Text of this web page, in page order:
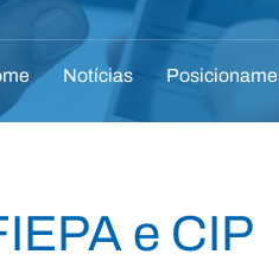
Notícias
e CIP